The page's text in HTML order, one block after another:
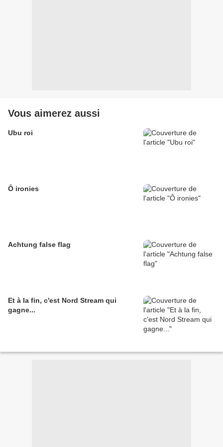
Vous aimerez aussi
Ubu roi
Ô ironies
Achtung false flag
Et à la fin, c'est Nord Stream qui
gagne...